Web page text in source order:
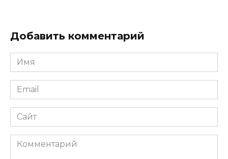
Добавить комментарий
Имя
*
Email
*
Сайт
Комментарий